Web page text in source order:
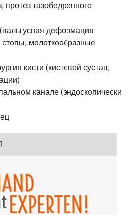
протез тазобедренного
деформация
молоткообразные
кисти (кистевой сустав,
канале (эндоскопически